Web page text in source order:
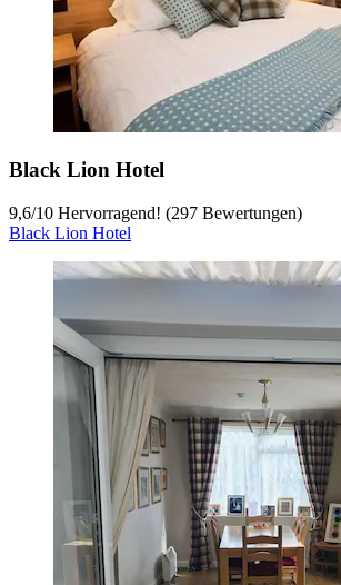
Black Lion Hotel
9,6/10 Hervorragend! (297 Bewertungen)
Black Lion Hotel